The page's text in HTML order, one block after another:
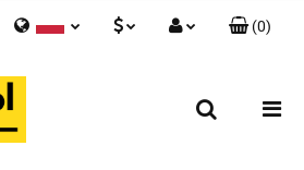
Polski
(0)